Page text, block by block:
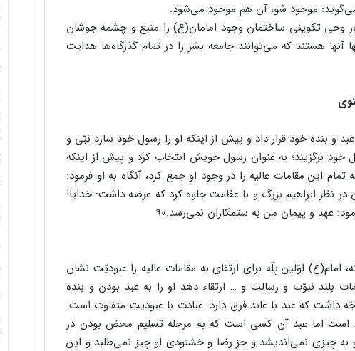
می‌گوید: موجود شو، آن هم موجود می‌شود.
وحی تکوینی ساختمان وجود امامان(ع) را منبع و چشمه جوشان
آنها هستند که می‌توانند جامعه بشر را در تمام گذرگاه‌ها هدایت
و بنده خود قرار داد و پیش از اینکه او را رسول خود سازد نبّی و
خود برگزیند؛ به عنوان رسول خویش انتخاب کرد و پیش از اینکه
این مقامات عالیه را در وجود او جمع کرد، آنگاه به او فرمود:
در نظر ابراهیم بزرگ و با عظمت جلوه کرد که عرضه داشت: خدایا!
عهد و پیمان من به ستمکاران نمی‌رسد.»9
اوّلین پلّه برای ارتقای به مقامات عالیه را عبودیّت نشان
بلند نبوّت و رسالت و … ارتقاء دهد او را به عبد بودن و بنده
داشت که عبد با عابد فرق دارد. عبادت با عبودیت متفاوت است.
است اما عبد آن کسی است که به مرحله تسلیم محض بودن در
به چیزی نمی‌اندیشد و جز رضا و خشنودی او چیز نمی‌طلبد و این